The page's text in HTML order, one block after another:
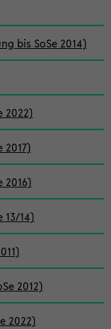
bis SoSe 2014)
2022)
2017)
2016)
13/14)
2012)
2022)